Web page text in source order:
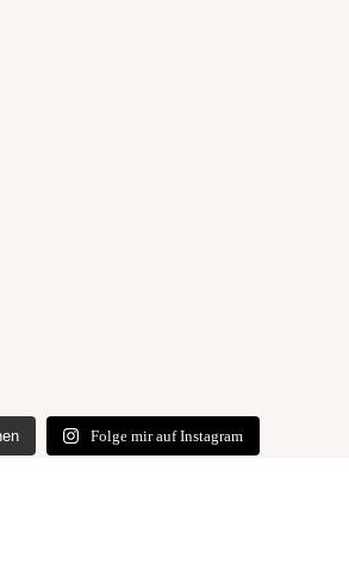
Folge mir auf Instagram